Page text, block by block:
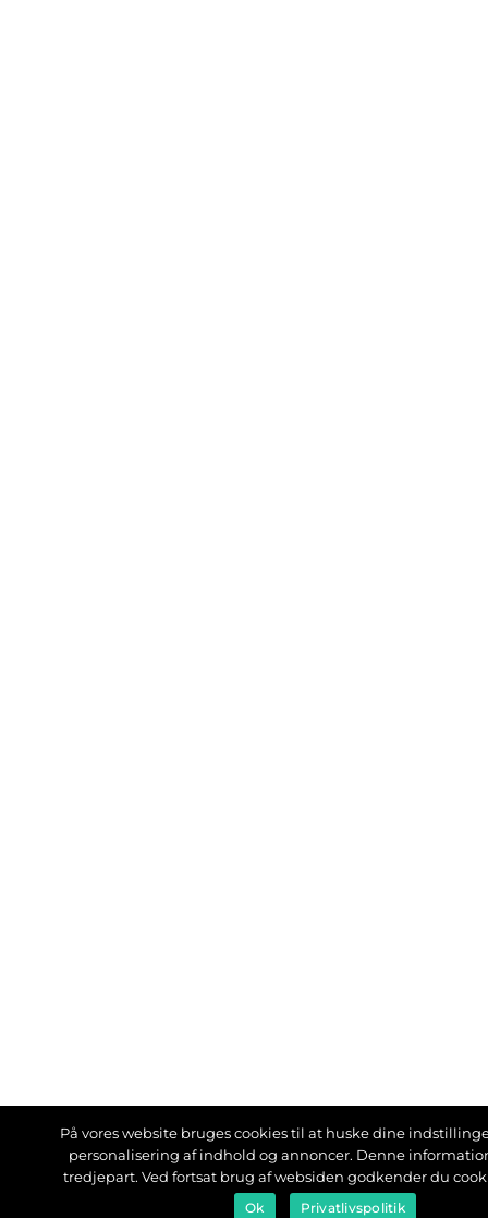
På vores website bruges cookies til at huske dine
personalisering af indhold og annoncer. Denne
tredjepart. Ved fortsat brug af websiden godkender du
Ok Privatlivspolitik